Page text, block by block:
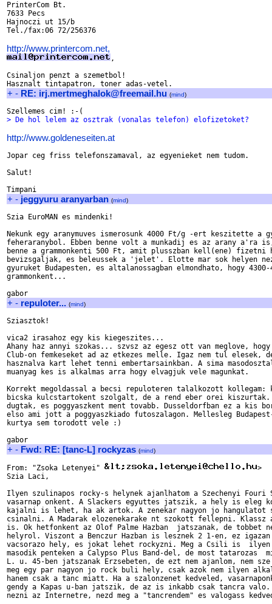
PrinterCom Bt.
7633 Pecs
Hajnoczi ut 15/b
Tel./fax:06 72/256376
http://www.printercom.net,
,
Csinaljon penzt a szemetbol!
+ - RE: irj.mertmeghalok@freemail.hu (mind)
> De hol lelem az osztrak (vonalas telefon) elofizetoket?
http://www.goldeneseiten.at
Jopar ceg friss telefonszamaval, az egyenieket nem tudom.
Salut!
+ - jeggyuru aranyarban (mind)
Szia EuroMAN es mindenki!
Nekunk egy aranymuves ismerosunk 4000 Ft/g -ert keszitette a
feheraranybol. Ebben benne volt a munkadij es az arany a'ra
benne a grammonkenti 500 Ft, amit plusszban kell(ene) fizetni
bevizsgaljak, es beleussek a 'jelet'. Elotte mar sok helyen
gyuruket Budapesten, es altalanossagban elmondhato, hogy
grammonkent...
+ - repuloter... (mind)
Sziasztok!
vica2 irasahoz egy kis kiegeszites...
Ahany haz annyi szokas... szvsz az egesz ott van meglove, hogy
Club-on femkeseket ad az etkezes melle. Igaz nem tul elesek,
hasznalva kart lehet tenni embertarsainkban. A sima
muanyag kes is alkalmas arra hogy elvagjuk vele magunkat.
Korrekt megoldassal a becsi repuloteren talalkozott
bicska kulcstartokent szolgalt, de a rend eber orei kiszurtak.
dugtak, es poggyaszkent ment tovabb. Dusseldorfban ez a kis
elso ami jott a poggyaszkiado futoszalagon. Mellesleg
kurtya sem torodott vele :)
+ - Fwd: RE: [tanc-L] rockyzas (mind)
From: "Zsoka Letenyei"
>
Szia Laci,
Ilyen szulinapos rocky-s helynek ajanlhatom a Szechenyi Fouri
vasarnap onkent. A Slackers egyuttes jatszik, a hely is eleg
kajalni is lehet, ha ak artok. A zenekar nagyon jo hangulatot
csinalni. A Madarak elozenekarake nt szokott fellepni. Klassz
is. Ok hetfonkent az Olof Palme Hazban  jatszanak, de tobbet
helyrol. Viszont a Benczur Hazban is lesznek 2 1-en, ez igazan
vacsorazo hely, es jokat lehet rockyzni. Meg a Csili is  ilyen
masodik penteken a Calypso Plus Band-del, de most tatarozas
L. u. 45-ben jatszanak Erzsebeten, de ezt nem ajanlom, nem
meg egy par nagyon jo rock buli hely, csak azok nem ilyen
hanem csak a tanc miatt. Ha a szalonzenet kedveled,
gendy a Kapas u-ban jatszik, de az is inkabb csak tancra
nezni az Internetre, nezd meg a "tancrendem" es valogass